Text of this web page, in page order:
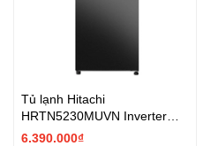
Tủ lạnh Hitachi
HRTN5230MUVN Inverter
210 lít - Chính hãng
6.390.000₫